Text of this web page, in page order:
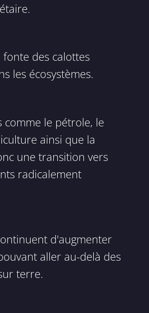
des calottes
les écosystèmes.
comme le pétrole, le
ainsi que la
une transition vers
radicalement
d'augmenter
aller au-delà des
terre.